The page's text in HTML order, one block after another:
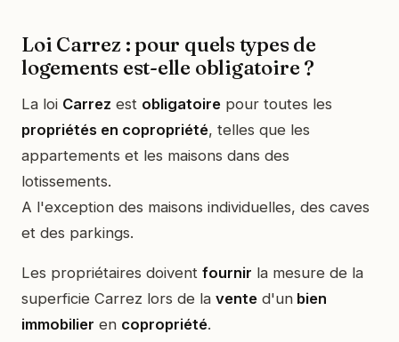
Loi Carrez : pour quels types de
logements est-elle obligatoire ?
La loi Carrez est obligatoire pour toutes les
propriétés en copropriété, telles que les
appartements et les maisons dans des
lotissements.
A l'exception des maisons individuelles, des caves
et des parkings.
Les propriétaires doivent fournir la mesure de la
superficie Carrez lors de la vente d'un bien
immobilier en copropriété.